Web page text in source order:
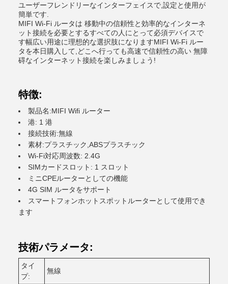
ユーザーフレンドリーなインターフェイスで,設定と使用が
簡単です.
MIFI Wi-Fi ルータは 移動中の信頼性と効率的なインターネ
ット接続を必要とするすべての人にとって必須デバイスで
す幅広い用途に理想的な選択肢になりますMIFI Wi-Fi ルー
タを本日購入して,どこへ行っても高速で信頼性の高い 無障
碍なインターネット接続を楽しみましょう!
特徴:
製品名:MIFI Wifi ルーター
港: 1 港
接続技術:無線
素材:プラスチック,ABSプラスチック
Wi-Fi対応周波数: 2.4G
SIMカードスロット: 1 スロット
ミニCPEルーターとしての機能
4G SIM ルータをサポート
スマートフォンホットスポットルーターとして使用でき
ます
技術パラメータ:
タイ
プ:
無線